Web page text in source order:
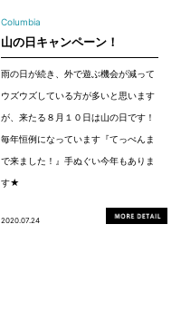
Columbia
山の日キャンペーン！
雨の日が続き、外で遊ぶ機会が減って
ウズウズしている方が多いと思います
が、来たる８月１０日は山の日です！
毎年恒例になっています『てっぺんま
で来ました！』手ぬぐい今年もありま
す★
2020.07.24